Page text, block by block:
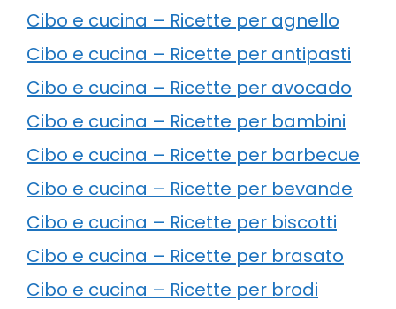
Cibo e cucina – Ricette per agnello
Cibo e cucina – Ricette per antipasti
Cibo e cucina – Ricette per avocado
Cibo e cucina – Ricette per bambini
Cibo e cucina – Ricette per barbecue
Cibo e cucina – Ricette per bevande
Cibo e cucina – Ricette per biscotti
Cibo e cucina – Ricette per brasato
Cibo e cucina – Ricette per brodi